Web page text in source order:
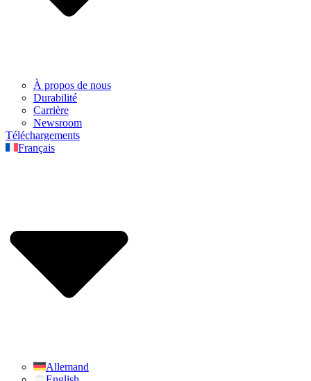
À propos de nous
Durabilité
Carrière
Newsroom
Téléchargements
Français
Allemand